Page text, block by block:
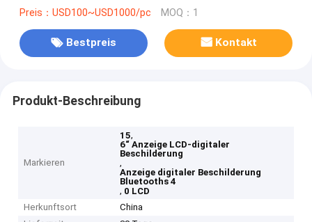
Preis：USD100~USD1000/pc MOQ：1
Bestpreis Kontakt
Produkt-Beschreibung
Markieren
15,
6“ Anzeige LCD-digitaler
Beschilderung
,
Anzeige digitaler Beschilderung
Bluetooths 4
, 0 LCD
Herkunftsort
China